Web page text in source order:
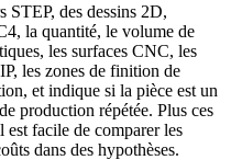
des dessins 2D,
la quantité, le volume de
les surfaces CNC, les
les zones de finition de
et indique si la pièce est un
production répétée. Plus ces
facile de comparer les
dans des hypothèses.